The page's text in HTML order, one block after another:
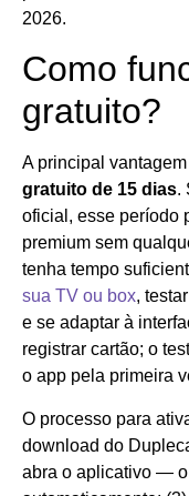
2026.
Como
gratuito?
A principal
gratuito de 15 dias.
oficial, esse período
premium sem
tenha tempo
sua TV ou box,
e se adaptar à
registrar cartão; o
o app pela primeira
O processo para
download do
abra o aplicativo —